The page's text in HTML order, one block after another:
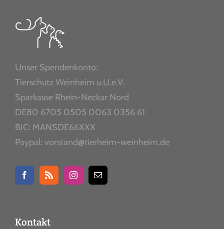
Unser Spendenkonto:
Tierschutz Weinheim u.U.e.V.
Sparkasse Rhein-Neckar Nord
DE80 6705 0505 0063 0356 61
BIC: MANSDE66XXX
Paypal: vorstand@tierheim-weinheim.de
Kontakt